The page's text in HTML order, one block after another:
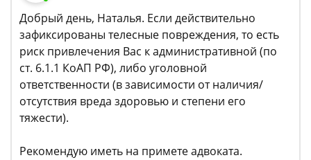
Добрый день, Наталья. Если действительно
зафиксированы телесные повреждения, то есть
риск привлечения Вас к административной (по
ст. 6.1.1 КоАП РФ), либо уголовной
ответственности (в зависимости от наличия/
отсутствия вреда здоровью и степени его
тяжести).
Рекомендую иметь на примете адвоката.